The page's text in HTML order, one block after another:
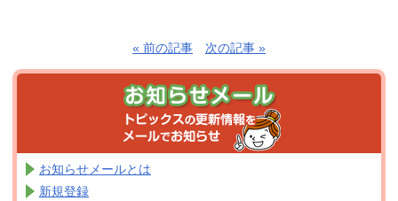
« 前の記事 次の記事 »
お知らせメールとは
新規登録